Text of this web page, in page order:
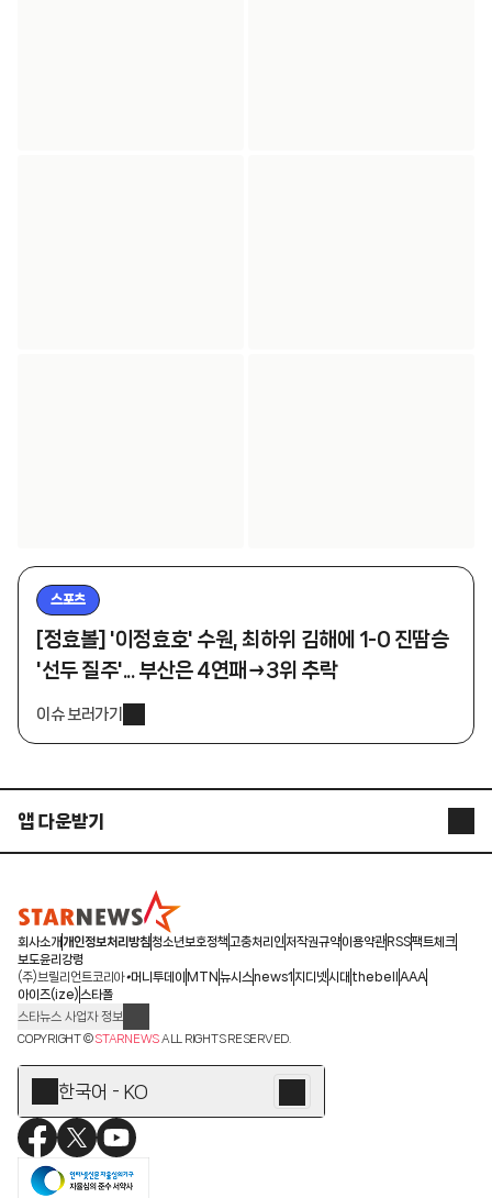
스포츠
[정효볼] '이정효호' 수원, 최하위 김해에 1-0 진땀승
'선두 질주'... 부산은 4연패→3위 추락
이슈 보러가기
앱 다운받기
STARPOLL
회사소개 개인정보처리방침청소년보호정책 고충처리인저작권규약이용약관 RSS팩트체크
보도윤리강령
(주)브릴리언트코리아 머니투데이 MTN 뉴시스news1 지디넷시대 thebell AAA
아이즈(ize) 스타폴
스타뉴스 사업자 정보
주소: 서울시 종로구 청계천로 11(서린동, 청계한국빌딩)
등록번호:서울 아01055
제호:스타뉴스
발행일:2009.12.10
COPYRIGHT ©STARNEWSALL RIGHTS RESERVED.
한국어 - KO